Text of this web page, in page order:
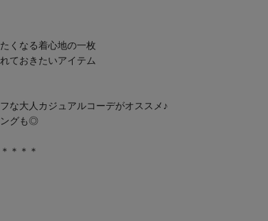
くなる着心地の一枚
ておきたいアイテム
な大人カジュアルコーデがオススメ♪
ングも◎
＊＊＊